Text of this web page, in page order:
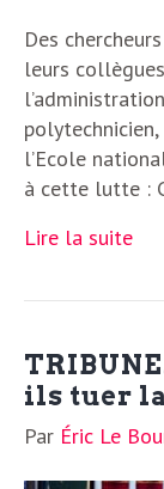
Des
leurs
l’Ecole
à cette lutte :
Lire la suite
ils tuer
Par Éric Le